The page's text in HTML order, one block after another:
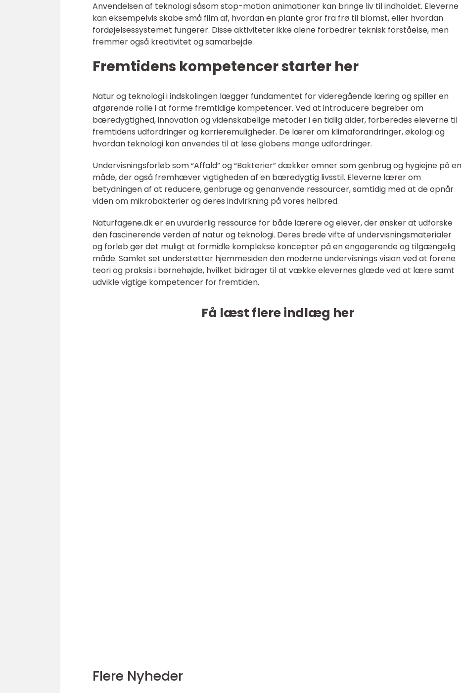
Anvendelsen af teknologi såsom stop-motion animationer kan bringe liv til indholdet. Eleverne
kan eksempelvis skabe små film af, hvordan en plante gror fra frø til blomst, eller hvordan
fordøjelsessystemet fungerer. Disse aktiviteter ikke alene forbedrer teknisk forståelse, men
fremmer også kreativitet og samarbejde.
Fremtidens kompetencer starter her
Natur og teknologi i indskolingen lægger fundamentet for videregående læring og spiller en
afgørende rolle i at forme fremtidige kompetencer. Ved at introducere begreber om
bæredygtighed, innovation og videnskabelige metoder i en tidlig alder, forberedes eleverne til
fremtidens udfordringer og karrieremuligheder. De lærer om klimaforandringer, økologi og
hvordan teknologi kan anvendes til at løse globens mange udfordringer.
Undervisningsforløb som “Affald” og “Bakterier” dækker emner som genbrug og hygiejne på en
måde, der også fremhæver vigtigheden af en bæredygtig livsstil. Eleverne lærer om
betydningen af at reducere, genbruge og genanvende ressourcer, samtidig med at de opnår
viden om mikrobakterier og deres indvirkning på vores helbred.
Naturfagene.dk er en uvurderlig ressource for både lærere og elever, der ønsker at udforske
den fascinerende verden af natur og teknologi. Deres brede vifte af undervisningsmaterialer
og forløb gør det muligt at formidle komplekse koncepter på en engagerende og tilgængelig
måde. Samlet set understøtter hjemmesiden den moderne undervisnings vision ved at forene
teori og praksis i børnehøjde, hvilket bidrager til at vække elevernes glæde ved at lære samt
udvikle vigtige kompetencer for fremtiden.
Få læst flere indlæg her
Flere Nyheder